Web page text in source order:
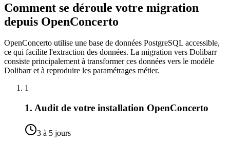
Comment se déroule votre migration
depuis OpenConcerto
OpenConcerto utilise une base de données PostgreSQL accessible,
ce qui facilite l'extraction des données. La migration vers Dolibarr
consiste principalement à transformer ces données vers le modèle
Dolibarr et à reproduire les paramétrages métier.
1
1. Audit de votre installation OpenConcerto
3 à 5 jours